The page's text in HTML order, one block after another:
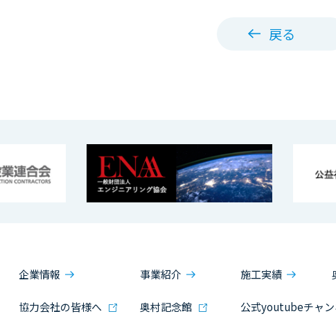
戻る
企業情報 事業紹介 施工実績
協力会社の皆様へ 奥村記念館 公式youtubeチャン